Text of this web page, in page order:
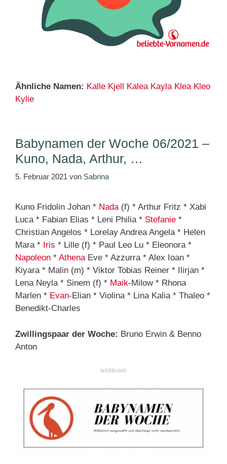
Ähnliche Namen: Kalle Kjell Kalea Kayla Klea Kleo
Kylie
Babynamen der Woche 06/2021 –
Kuno, Nada, Arthur, …
5. Februar 2021 von Sabrina
Kuno Fridolin Johan * Nada(f) * Arthur Fritz * Xabi
Luca * Fabian Elias * Leni Philia * Stefanie *
Christian Angelos * Lorelay Andrea Angela * Helen
Mara * Iris * Lille (f) * Paul Leo Lu * Eleonora *
Napoleon * AthenaEve * Azzurra * Alex Ioan *
Kiyara * Malin (m) * Viktor Tobias Reiner * Ilirjan *
Lena Neyla * Sinem (f) * Maik-Milow * Rhona
Marlen * Evan-Elian * Violina * Lina Kalia * Thaleo *
Benedikt-Charles
Zwillingspaar der Woche: Bruno Erwin & Benno
Anton